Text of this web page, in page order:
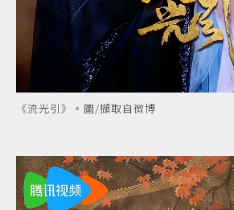
《流光引》。圖/擷取自微博